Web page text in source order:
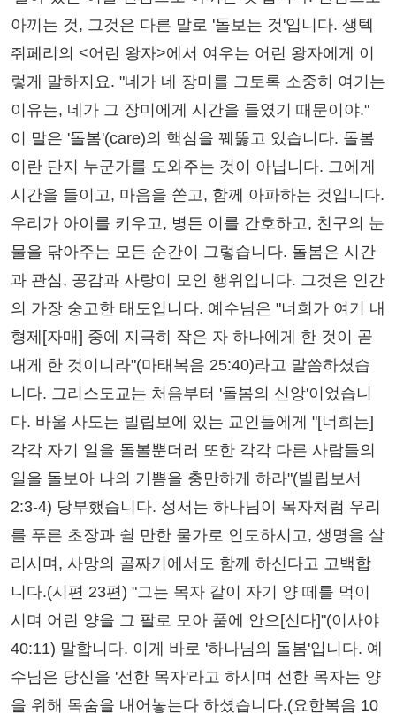
아끼는 것, 그것은 다른 말로 '돌보는 것'입니다. 생텍
쥐페리의 <어린 왕자>에서 여우는 어린 왕자에게 이
렇게 말하지요. "네가 네 장미를 그토록 소중히 여기는
이유는, 네가 그 장미에게 시간을 들였기 때문이야."
이 말은 '돌봄'(care)의 핵심을 꿰뚫고 있습니다. 돌봄
이란 단지 누군가를 도와주는 것이 아닙니다. 그에게
시간을 들이고, 마음을 쏟고, 함께 아파하는 것입니다.
우리가 아이를 키우고, 병든 이를 간호하고, 친구의 눈
물을 닦아주는 모든 순간이 그렇습니다. 돌봄은 시간
과 관심, 공감과 사랑이 모인 행위입니다. 그것은 인간
의 가장 숭고한 태도입니다. 예수님은 "너희가 여기 내
형제[자매] 중에 지극히 작은 자 하나에게 한 것이 곧
내게 한 것이니라"(마태복음 25:40)라고 말씀하셨습
니다. 그리스도교는 처음부터 '돌봄의 신앙'이었습니
다. 바울 사도는 빌립보에 있는 교인들에게 "[너희는]
각각 자기 일을 돌볼뿐더러 또한 각각 다른 사람들의
일을 돌보아 나의 기쁨을 충만하게 하라"(빌립보서
2:3-4) 당부했습니다. 성서는 하나님이 목자처럼 우리
를 푸른 초장과 쉴 만한 물가로 인도하시고, 생명을 살
리시며, 사망의 골짜기에서도 함께 하신다고 고백합
니다.(시편 23편) "그는 목자 같이 자기 양 떼를 먹이
시며 어린 양을 그 팔로 모아 품에 안으[신다]"(이사야
40:11) 말합니다. 이게 바로 '하나님의 돌봄'입니다. 예
수님은 당신을 '선한 목자'라고 하시며 선한 목자는 양
을 위해 목숨을 내어놓는다 하셨습니다.(요한복음 10